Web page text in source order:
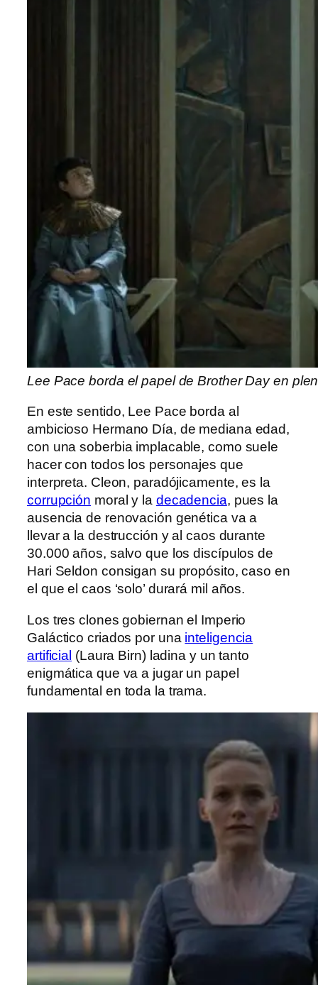
Lee Pace borda el papel de Brother Day en
En este sentido, Lee Pace borda al
ambicioso Hermano Día, de mediana edad,
con una soberbia implacable, como suele
hacer con todos los personajes que
interpreta. Cleon, paradójicamente, es la
corrupción moral y la decadencia, pues la
ausencia de renovación genética va a
llevar a la destrucción y al caos durante
30.000 años, salvo que los discípulos de
Hari Seldon consigan su propósito, caso en
el que el caos ‘solo’ durará mil años.
Los tres clones gobiernan el Imperio
Galáctico criados por una inteligencia
artificial (Laura Birn) ladina y un tanto
enigmática que va a jugar un papel
fundamental en toda la trama.